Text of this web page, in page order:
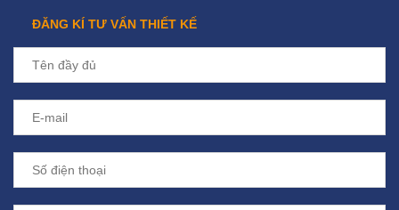
ĐĂNG KÍ TƯ VẤN THIẾT KẾ